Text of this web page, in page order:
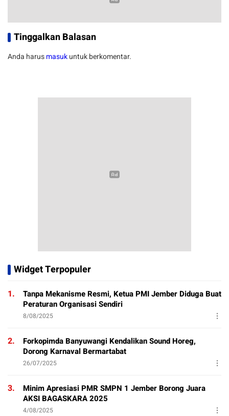
Tinggalkan Balasan
Anda harusmasukuntuk berkomentar.
Widget Terpopuler
1.
Tanpa Mekanisme Resmi, Ketua PMI Jember Diduga Buat
Peraturan Organisasi Sendiri
8/08/2025
2.
Forkopimda Banyuwangi Kendalikan Sound Horeg,
Dorong Karnaval Bermartabat
26/07/2025
3.
Minim Apresiasi PMR SMPN 1 Jember Borong Juara
AKSI BAGASKARA 2025
4/08/2025